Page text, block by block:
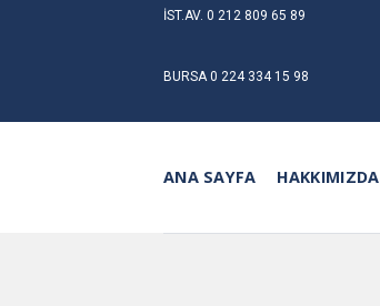
İST.AV. 0 212 809 65 89
BURSA0 224 334 15 98
ANA SAYFA HAKKIMIZDA